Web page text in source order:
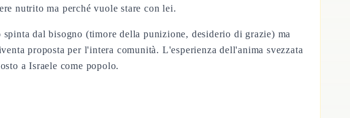
nutrito ma perché vuole stare con lei.
dal bisogno (timore della punizione, desiderio di grazie) ma
proposta per l'intera comunità. L'esperienza dell'anima svezzata
a Israele come popolo.